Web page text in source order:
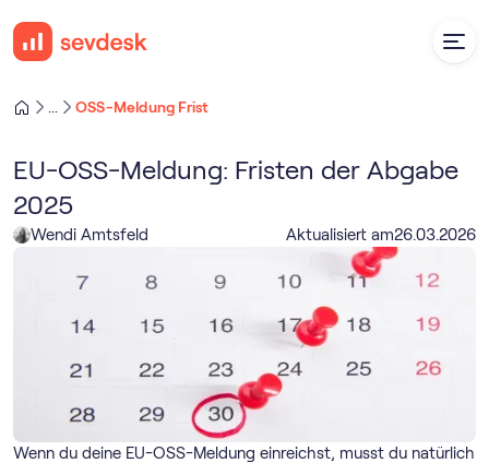
OSS-Meldung Frist
EU-OSS-Meldung: Fristen der Abgabe
2025
Wendi Amtsfeld Aktualisiert am26.03.2026
Wenn du deine EU-OSS-Meldung einreichst, musst du natürlich